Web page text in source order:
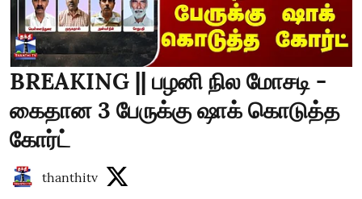
BREAKING || பழனி நில மோசடி -
கைதான 3 பேருக்கு ஷாக் கொடுத்த
கோர்ட்
thanthitv